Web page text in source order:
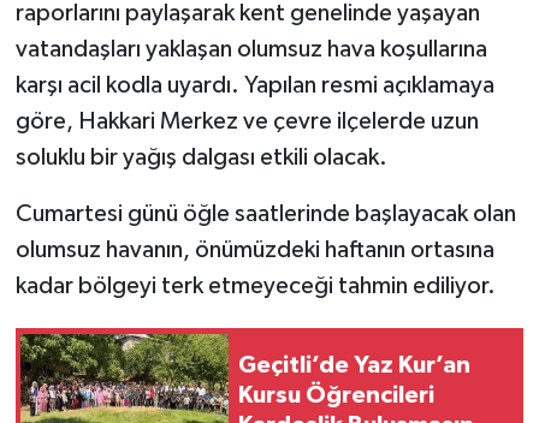
raporlarını paylaşarak kent genelinde yaşayan
vatandaşları yaklaşan olumsuz hava koşullarına
karşı acil kodla uyardı. Yapılan resmi açıklamaya
göre, Hakkari Merkez ve çevre ilçelerde uzun
soluklu bir yağış dalgası etkili olacak.
Cumartesi günü öğle saatlerinde başlayacak olan
olumsuz havanın, önümüzdeki haftanın ortasına
kadar bölgeyi terk etmeyeceği tahmin ediliyor.
Geçitli’de Yaz Kur’an
Kursu Öğrencileri
SAĞLIK
SİYASET
SPOR
TARİH
TEKNOLOJİ